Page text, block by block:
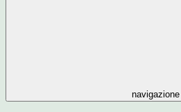
navigazione